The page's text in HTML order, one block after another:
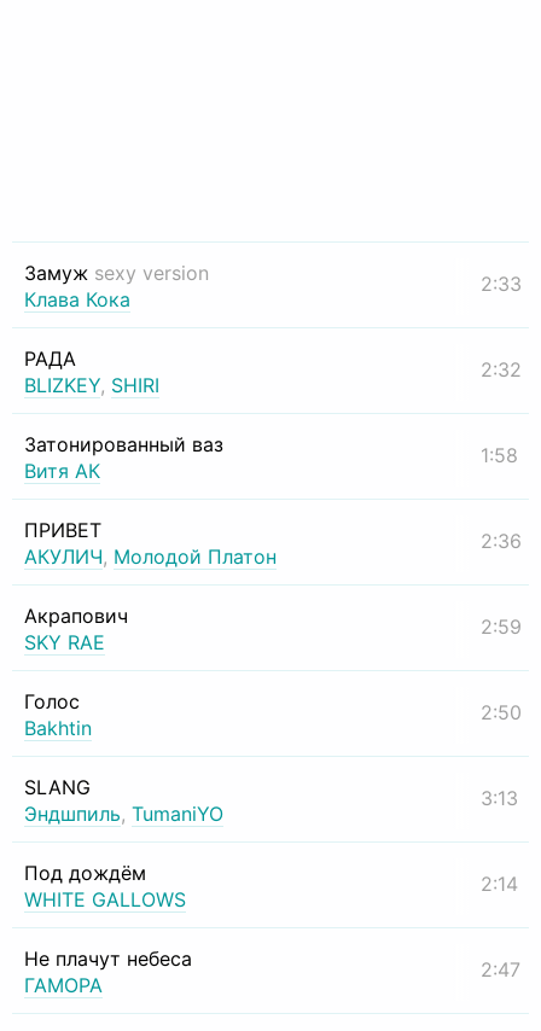
Замуж sexy version
Клава Кока
2:33
РАДА
BLIZKEY, SHIRI
2:32
Затонированный ваз
Витя АК
1:58
ПРИВЕТ
АКУЛИЧ, Молодой Платон
2:36
Акрапович
SKY RAE
2:59
Голос
Bakhtin
2:50
SLANG
Эндшпиль, TumaniYO
3:13
Под дождём
WHITE GALLOWS
2:14
Не плачут небеса
ГАМОРА
2:47